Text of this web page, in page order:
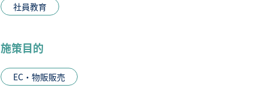
社員教育
施策目的
EC・物販販売